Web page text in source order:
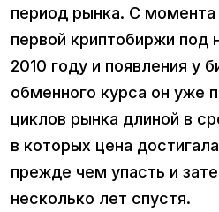
период рынка. С момента
первой криптобиржи под
2010 году и появления у
обменного курса он уже
циклов рынка длиной в
в которых цена
прежде чем упасть и
несколько лет спустя.